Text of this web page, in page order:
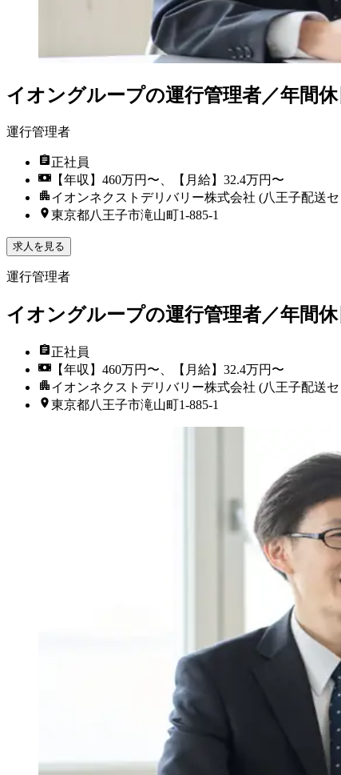
イオングループの運行管理者／年間
運行管理者
正社員
【年収】460万円〜、【月給】32.4万円〜
イオンネクストデリバリー株式会社 (八王子配送
東京都八王子市滝山町1-885-1
求人を見る
運行管理者
イオングループの運行管理者／年間
正社員
【年収】460万円〜、【月給】32.4万円〜
イオンネクストデリバリー株式会社 (八王子配送
東京都八王子市滝山町1-885-1